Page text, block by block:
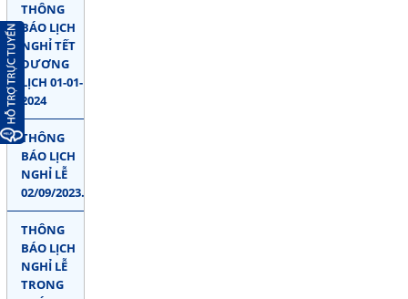
THÔNG
BÁO LỊCH
NGHỈ TẾT
DƯƠNG
LỊCH 01-01-
2024
THÔNG
BÁO LỊCH
NGHỈ LỄ
02/09/2023.
THÔNG
BÁO LỊCH
NGHỈ LỄ
TRONG